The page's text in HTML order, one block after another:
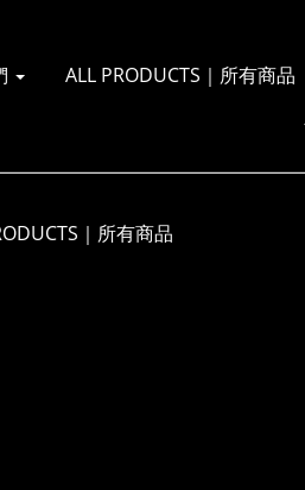
ALL PRODUCTS｜所有商品
｜所有商品